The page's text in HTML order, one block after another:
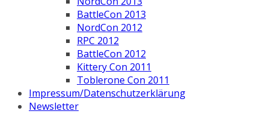
BattleCon 2013
NordCon 2012
RPC 2012
BattleCon 2012
Kittery Con 2011
Toblerone Con 2011
Impressum/Datenschutzerklärung
Newsletter